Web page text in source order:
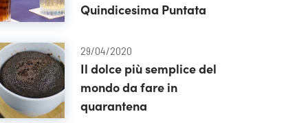
Quindicesima Puntata
29/04/2020
Il dolce più semplice del
mondo da fare in
quarantena